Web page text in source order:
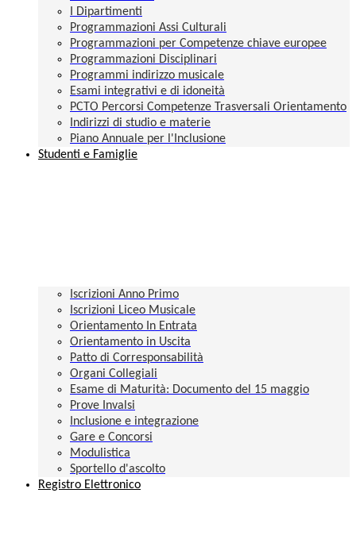
I Dipartimenti
Programmazioni Assi Culturali
Programmazioni per Competenze chiave europee
Programmazioni Disciplinari
Programmi indirizzo musicale
Esami integrativi e di idoneità
PCTO Percorsi Competenze Trasversali Orientamento
Indirizzi di studio e materie
Piano Annuale per l'Inclusione
Studenti e Famiglie
Iscrizioni Anno Primo
Iscrizioni Liceo Musicale
Orientamento In Entrata
Orientamento in Uscita
Patto di Corresponsabilità
Organi Collegiali
Esame di Maturità: Documento del 15 maggio
Prove Invalsi
Inclusione e integrazione
Gare e Concorsi
Modulistica
Sportello d'ascolto
Registro Elettronico